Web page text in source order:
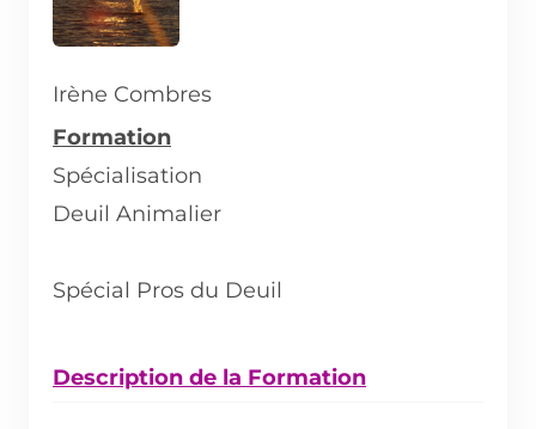
Irène Combres
Formation
Spécialisation
Deuil Animalier
Spécial Pros du Deuil
Description de la Formation